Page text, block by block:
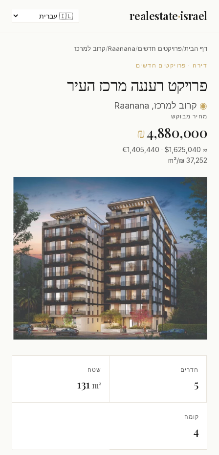
realestate·israel
דף הבית/פרויקטים חדשים/
Raanana
/קרוב למרכז
דירה · פרויקטים חדשים
פרויקט רעננה מרכז העיר
◉ קרוב למרכז, Raanana
מחיר מבוקש
₪4,880,000
≈ $1,625,040 · €1,405,440
37,252 ₪/m²
חדרים
5
שטח
131 m²
קומה
4